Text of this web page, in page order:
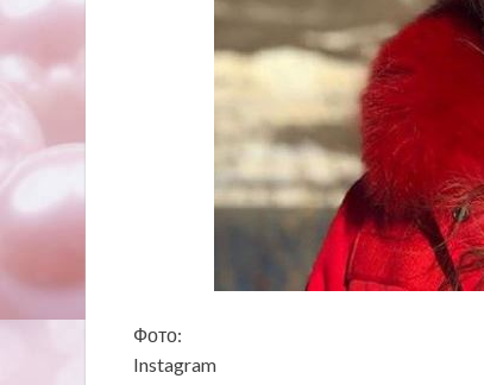
Фото:
Instagram